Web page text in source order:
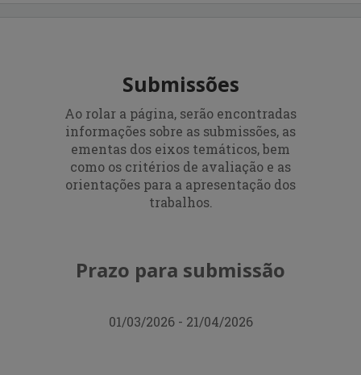
Submissões
Ao rolar a página, serão encontradas
informações sobre as submissões, as
ementas dos eixos temáticos, bem
como os critérios de avaliação e as
orientações para a apresentação dos
trabalhos.
Prazo para submissão
01/03/2026 - 21/04/2026